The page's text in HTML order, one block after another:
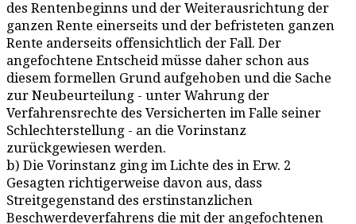
des Rentenbeginns und der Weiterausrichtung der
ganzen Rente einerseits und der befristeten ganzen
Rente anderseits offensichtlich der Fall. Der
angefochtene Entscheid müsse daher schon aus
diesem formellen Grund aufgehoben und die Sache
zur Neubeurteilung - unter Wahrung der
Verfahrensrechte des Versicherten im Falle seiner
Schlechterstellung - an die Vorinstanz
zurückgewiesen werden.
b) Die Vorinstanz ging im Lichte des in Erw. 2
Gesagten richtigerweise davon aus, dass
Streitgegenstand des erstinstanzlichen
Beschwerdeverfahrens die mit der angefochtenen